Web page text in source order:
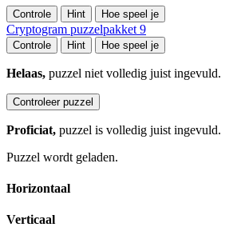
Controle Hint Hoe speel je
Cryptogram puzzelpakket 9
Controle Hint Hoe speel je
Helaas, puzzel niet volledig juist ingevuld.
Controleer puzzel
Proficiat, puzzel is volledig juist ingevuld.
Puzzel wordt geladen.
Horizontaal
Verticaal